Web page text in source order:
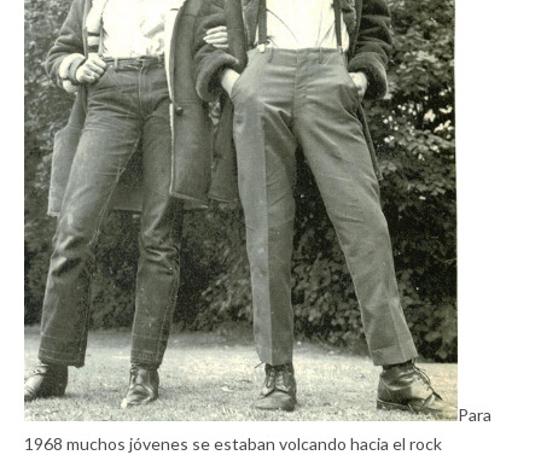
Para
1968 muchos jóvenes se estaban volcando hacia el rock